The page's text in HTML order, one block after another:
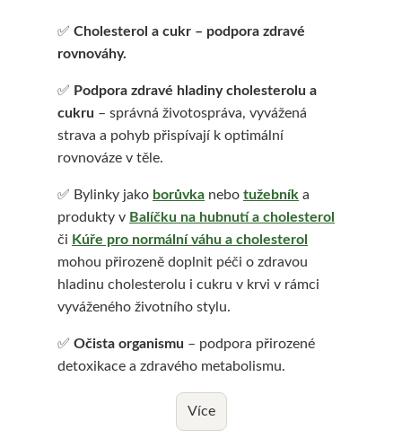
✅ Cholesterol a cukr – podpora zdravé
rovnováhy.
✅ Podpora zdravé hladiny cholesterolu a
cukru – správná životospráva, vyvážená
strava a pohyb přispívají k optimální
rovnováze v těle.
✅ Bylinky jako borůvka nebo tužebník a
produkty v Balíčku na hubnutí a cholesterol
či Kúře pro normální váhu a cholesterol
mohou přirozeně doplnit péči o zdravou
hladinu cholesterolu i cukru v krvi v rámci
vyváženého životního stylu.
✅ Očista organismu – podpora přirozené
detoxikace a zdravého metabolismu.
Více